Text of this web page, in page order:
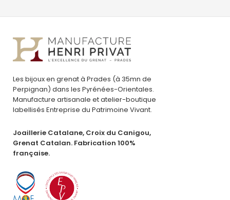
Les bijoux en grenat à Prades (à 35mn de
Perpignan) dans les Pyrénées-Orientales.
Manufacture artisanale et atelier-boutique
labellisés Entreprise du Patrimoine Vivant.
Joaillerie Catalane, Croix du Canigou,
Grenat Catalan. Fabrication 100%
française.